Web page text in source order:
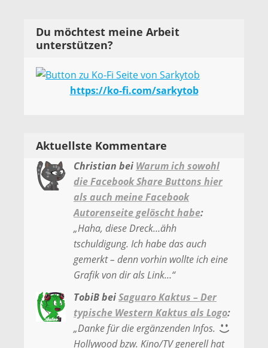
Du möchtest meine Arbeit
unterstützen?
https://ko-fi.com/sarkytob
Aktuellste Kommentare
Christian bei Warum ich sowohl
die Facebook Share Buttons hier
als auch meine Facebook
Autorenseite gelöscht habe:
„Haha, diese Dreck…ähh
tschuldigung. Ich habe das auch
gemerkt – denn vorhin wollte ich eine
Grafik von dir als Link…“
TobiBbeiSaguaro Kaktus – Der
typische Western Kaktus als Logo:
„Danke für die ergänzenden Infos.
Hollywood bzw. Kino/TV generell hat